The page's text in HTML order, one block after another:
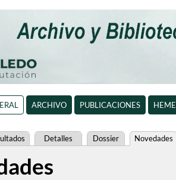
ARCHIVO PUBLICACIONES
Detalles Dossier Novedades